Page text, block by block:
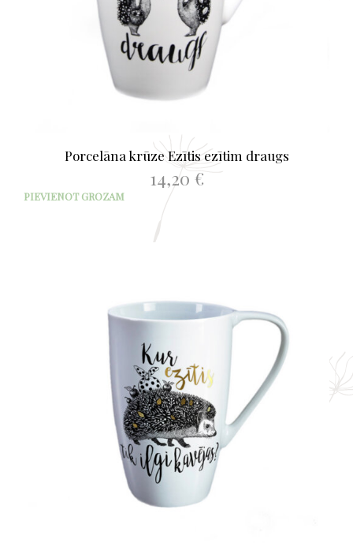
Porcelāna krūze Ezītis ezītim draugs
14,20 €
PIEVIENOT GROZAM